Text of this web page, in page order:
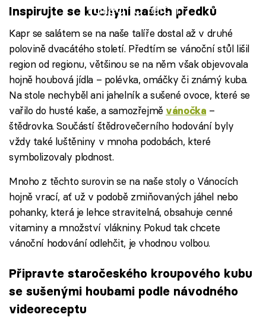
Failed to fetch
Inspirujte se kuchyní našich předků
Kapr se salátem se na naše talíře dostal až v druhé
polovině dvacátého století. Předtím se vánoční stůl lišil
region od regionu, většinou se na něm však objevovala
hojně houbová jídla – polévka, omáčky či známý kuba.
Na stole nechyběl ani jahelník a sušené ovoce, které se
vařilo do husté kaše, a samozřejmě vánočka –
štědrovka. Součástí štědrovečerního hodování byly
vždy také luštěniny v mnoha podobách, které
symbolizovaly plodnost.
Mnoho z těchto surovin se na naše stoly o Vánocích
hojně vrací, ať už v podobě zmiňovaných jáhel nebo
pohanky, která je lehce stravitelná, obsahuje cenné
vitaminy a množství vlákniny. Pokud tak chcete
vánoční hodování odlehčit, je vhodnou volbou.
Připravte staročeského kroupového kubu
se sušenými houbami podle návodného
videoreceptu